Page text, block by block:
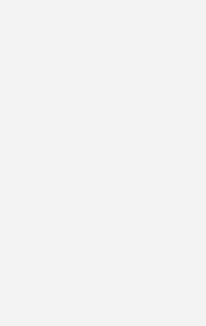
erfolgreich
Klima-Bedürfnisse